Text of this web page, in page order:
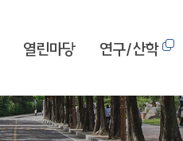
열린마당 연구/산학